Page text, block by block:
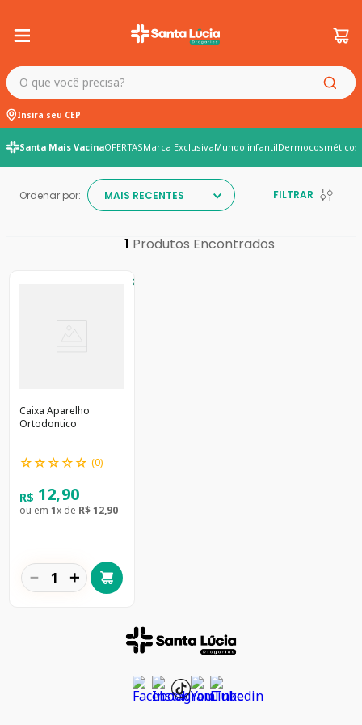
O que você precisa?
Insira seu CEP
Santa Mais VacinaOFERTASMarca ExclusivaMundo infantilDermocosméticos
Ordenar por: MAIS RECENTES FILTRAR
1
Caixa Aparelho
Ortodontico
☆☆☆☆☆ (0)
R$ 12,90
ou em 1x de R$12,90
＋
－